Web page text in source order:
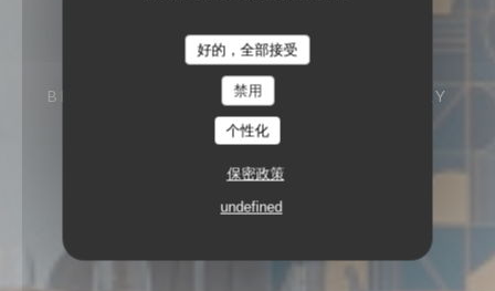
好的，全部接受
禁用
个性化
保密政策
undefined
BISTRONOMIQUE
23 RUE ROGER BOUVRY
59113 SECLIN